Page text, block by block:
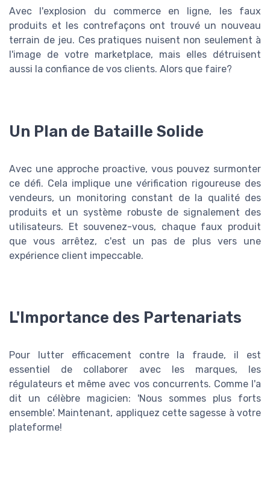
Avec l'explosion du commerce en ligne, les faux
produits et les contrefaçons ont trouvé un nouveau
terrain de jeu. Ces pratiques nuisent non seulement à
l'image de votre marketplace, mais elles détruisent
aussi la confiance de vos clients. Alors que faire?
Un Plan de Bataille Solide
Avec une approche proactive, vous pouvez surmonter
ce défi. Cela implique une vérification rigoureuse des
vendeurs, un monitoring constant de la qualité des
produits et un système robuste de signalement des
utilisateurs. Et souvenez-vous, chaque faux produit
que vous arrêtez, c'est un pas de plus vers une
expérience client impeccable.
L'Importance des Partenariats
Pour lutter efficacement contre la fraude, il est
essentiel de collaborer avec les marques, les
régulateurs et même avec vos concurrents. Comme l'a
dit un célèbre magicien: 'Nous sommes plus forts
ensemble'. Maintenant, appliquez cette sagesse à votre
plateforme!